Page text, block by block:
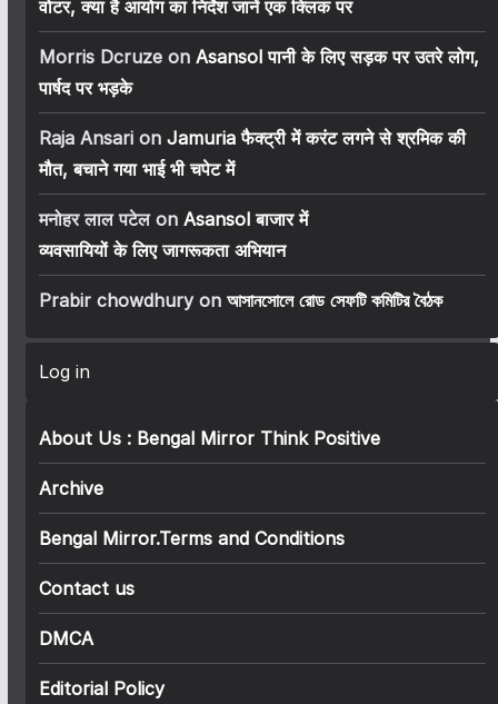
वोटर, क्या है आयोग का निर्देश जानें एक क्लिक पर
Morris Dcruzeon Asansol पानी के लिए सड़क पर उतरे लोग,
पार्षद पर भड़के
Raja Ansarion Jamuria फैक्ट्री में करंट लगने से श्रमिक की
मौत, बचाने गया भाई भी चपेट में
मनोहर लाल पटेलon Asansol बाजार में
व्यवसायियों के लिए जागरूकता अभियान
Prabir chowdhuryon আসানসোলে রোড সেফটি কমিটির বৈঠক
Log in
About Us : Bengal Mirror Think Positive
Archive
Bengal Mirror.Terms and Conditions
Contact us
DMCA
Editorial Policy